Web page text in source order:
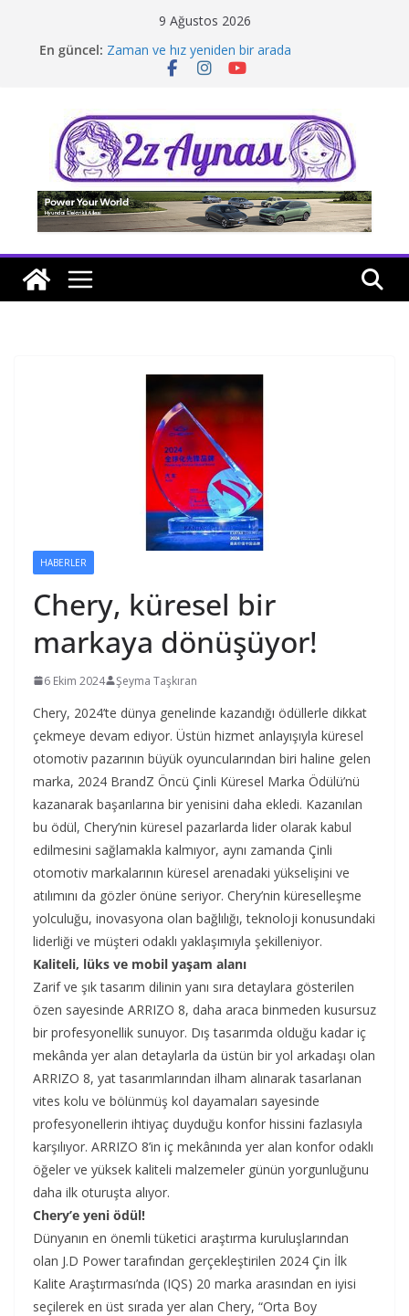
9 Ağustos 2026
En güncel: Zaman ve hız yeniden bir arada
Borusan Next Bodrum’da açıldı
Tatil rotasında test sürüşü
HABERLER
Chery, küresel bir
markaya dönüşüyor!
6 Ekim 2024 Şeyma Taşkıran
Chery, 2024’te dünya genelinde kazandığı ödüllerle dikkat
çekmeye devam ediyor. Üstün hizmet anlayışıyla küresel
otomotiv pazarının büyük oyuncularından biri haline gelen
marka, 2024 BrandZ Öncü Çinli Küresel Marka Ödülü’nü
kazanarak başarılarına bir yenisini daha ekledi. Kazanılan
bu ödül, Chery’nin küresel pazarlarda lider olarak kabul
edilmesini sağlamakla kalmıyor, aynı zamanda Çinli
otomotiv markalarının küresel arenadaki yükselişini ve
atılımını da gözler önüne seriyor. Chery’nin küreselleşme
yolculuğu, inovasyona olan bağlılığı, teknoloji konusundaki
liderliği ve müşteri odaklı yaklaşımıyla şekilleniyor.
Kaliteli, lüks ve mobil yaşam alanı
Zarif ve şık tasarım dilinin yanı sıra detaylara gösterilen
özen sayesinde ARRIZO 8, daha araca binmeden kusursuz
bir profesyonellik sunuyor. Dış tasarımda olduğu kadar iç
mekânda yer alan detaylarla da üstün bir yol arkadaşı olan
ARRIZO 8, yat tasarımlarından ilham alınarak tasarlanan
vites kolu ve bölünmüş kol dayamaları sayesinde
profesyonellerin ihtiyaç duyduğu konfor hissini fazlasıyla
karşılıyor. ARRIZO 8’in iç mekânında yer alan konfor odaklı
öğeler ve yüksek kaliteli malzemeler günün yorgunluğunu
daha ilk oturuşta alıyor.
Chery’e yeni ödül!
Dünyanın en önemli tüketici araştırma kuruluşlarından
olan J.D Power tarafından gerçekleştirilen 2024 Çin İlk
Kalite Araştırması’nda (IQS) 20 marka arasından en iyisi
seçilerek en üst sırada yer alan Chery, “Orta Boy